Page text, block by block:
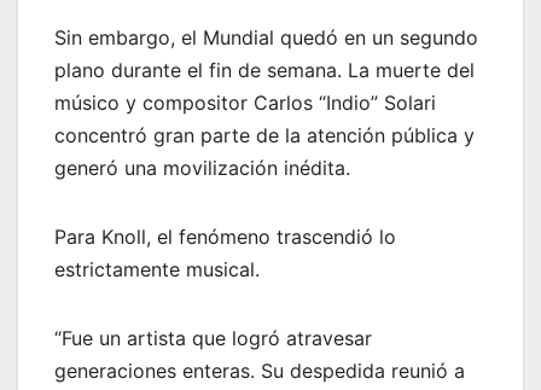
Sin embargo, el Mundial quedó en un segundo
plano durante el fin de semana. La muerte del
músico y compositor Carlos “Indio” Solari
concentró gran parte de la atención pública y
generó una movilización inédita.
Para Knoll, el fenómeno trascendió lo
estrictamente musical.
“Fue un artista que logró atravesar
generaciones enteras. Su despedida reunió a